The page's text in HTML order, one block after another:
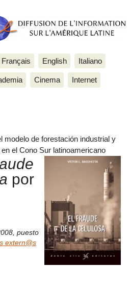
Français English Italiano
Cinema Internet
modelo de forestación industrial y
el Cono Sur latinoamericano
por
puesto
extern@s